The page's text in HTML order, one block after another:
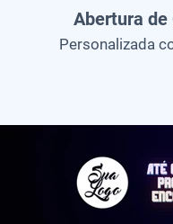
Abertura de
Personalizada